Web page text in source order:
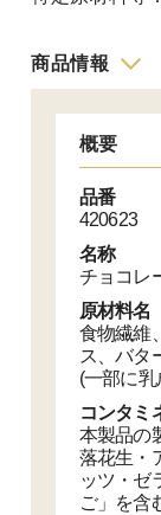
商品情報
概要
品番
420623
名称
チョコレ
原材料名
食物繊維
ス、バタ
(一部に
コンタミ
本製品の
落花生・
ッツ・ゼ
ご」を含